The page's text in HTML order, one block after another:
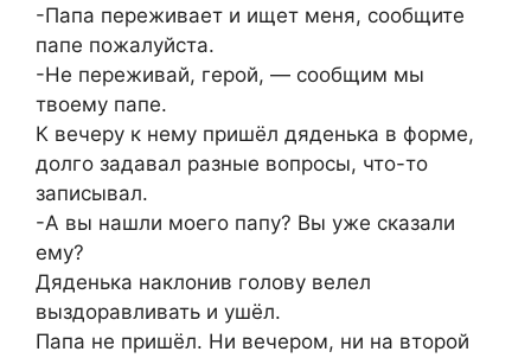
-Папа переживает и ищет меня, сообщите
папе пожалуйста.
-Не переживай, герой, — сообщим мы
твоему папе.
К вечеру к нему пришёл дяденька в форме,
долго задавал разные вопросы, что-то
записывал.
-А вы нашли моего папу? Вы уже сказали
ему?
Дяденька наклонив голову велел
выздоравливать и ушёл.
Папа не пришёл. Ни вечером, ни на второй